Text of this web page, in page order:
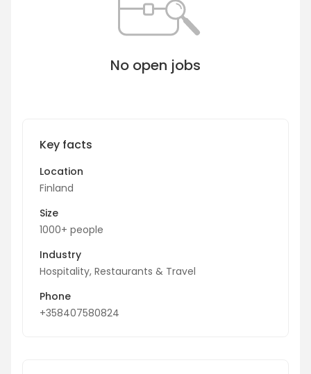
No open jobs
Key facts
Location
Finland
Size
1000+ people
Industry
Hospitality, Restaurants & Travel
Phone
+358407580824